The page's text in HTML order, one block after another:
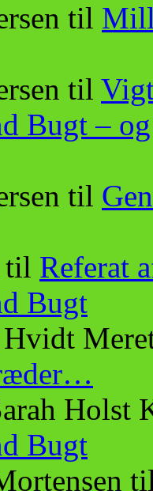
til
til
Bugt –
til
til Referat
Bugt
Holst
Bugt